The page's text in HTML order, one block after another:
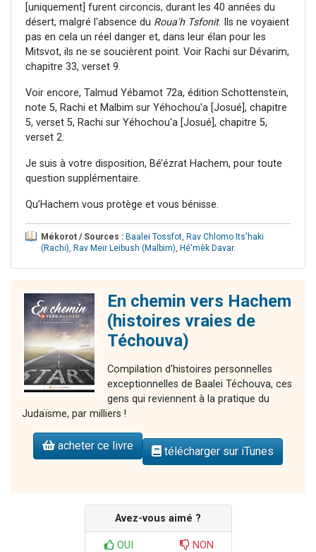
[uniquement] furent circoncis, durant les 40 années du
désert, malgré l'absence du Roua'h Tsfonit. Ils ne voyaient
pas en cela un réel danger et, dans leur élan pour les
Mitsvot, ils ne se soucièrent point. Voir Rachi sur Dévarim,
chapitre 33, verset 9.
Voir encore, Talmud Yébamot 72a, édition Schottensteïn,
note 5, Rachi et Malbim sur Yéhochou'a [Josué], chapitre
5, verset 5, Rachi sur Yéhochou'a [Josué], chapitre 5,
verset 2.
Je suis à votre disposition, Bé’ézrat Hachem, pour toute
question supplémentaire.
Qu’Hachem vous protège et vous bénisse.
Mékorot / Sources : Baalei Tossfot, Rav Chlomo Its'haki
(Rachi), Rav Meïr Leibush (Malbim), Hé'mèk Davar.
En chemin vers Hachem
(histoires vraies de
Téchouva)
Compilation d'histoires personnelles
exceptionnelles de Baalei Téchouva, ces
gens qui reviennent à la pratique du
Judaïsme, par milliers !
acheter ce livre télécharger sur iTunes
Avez-vous aimé ?
OUI NON